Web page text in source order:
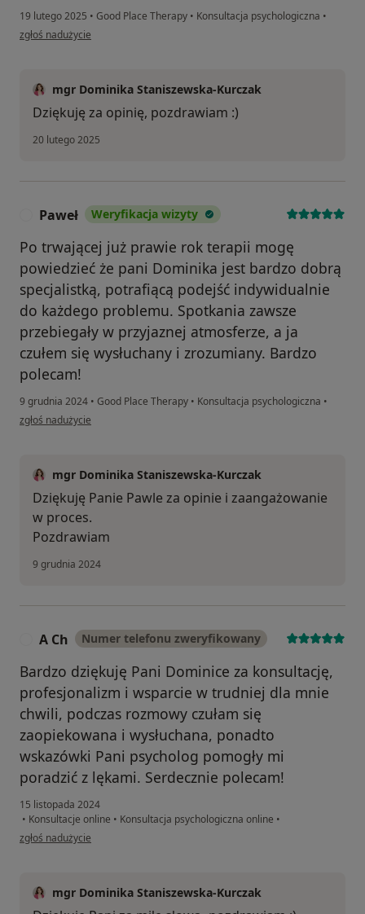
19 lutego 2025 • Good Place Therapy • Konsultacja psychologiczna •
w opinii użytkownika Izabela
zgłoś nadużycie
mgr Dominika Staniszewska-Kurczak
Dziękuję za opinię, pozdrawiam :)
20 lutego 2025
Paweł Weryfikacja wizyty
Po trwającej już prawie rok terapii mogę
powiedzieć że pani Dominika jest bardzo dobrą
specjalistką, potrafiącą podejść indywidualnie
do każdego problemu. Spotkania zawsze
przebiegały w przyjaznej atmosferze, a ja
czułem się wysłuchany i zrozumiany. Bardzo
polecam!
9 grudnia 2024 • Good Place Therapy • Konsultacja psychologiczna •
w opinii użytkownika Paweł
zgłoś nadużycie
mgr Dominika Staniszewska-Kurczak
Dziękuję Panie Pawle za opinie i zaangażowanie
w proces.
Pozdrawiam
9 grudnia 2024
A Ch Numer telefonu zweryfikowany
Bardzo dziękuję Pani Dominice za konsultację,
profesjonalizm i wsparcie w trudniej dla mnie
chwili, podczas rozmowy czułam się
zaopiekowana i wysłuchana, ponadto
wskazówki Pani psycholog pomogły mi
poradzić z lękami. Serdecznie polecam!
15 listopada 2024
• Konsultacje online • Konsultacja psychologiczna online •
w opinii użytkownika A Ch
zgłoś nadużycie
mgr Dominika Staniszewska-Kurczak